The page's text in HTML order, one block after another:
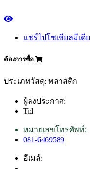
แชร์ไปโซเชียลมีเดีย
ต้องการซื้อ
ประเภทวัสดุ: พลาสติก
ผู้ลงประกาศ:
Tid
หมายเลขโทรศัพท์:
081-6469589
อีเมล์: